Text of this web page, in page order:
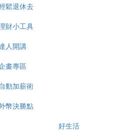
鬆退休去
財小工具
人開講
畫專區
動加薪術
幣決勝點
好生活